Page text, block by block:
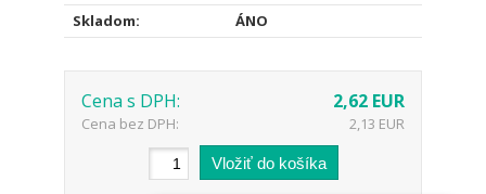
Skladom:
ÁNO
Cena s DPH: 2,62 EUR
Cena bez DPH: 2,13 EUR